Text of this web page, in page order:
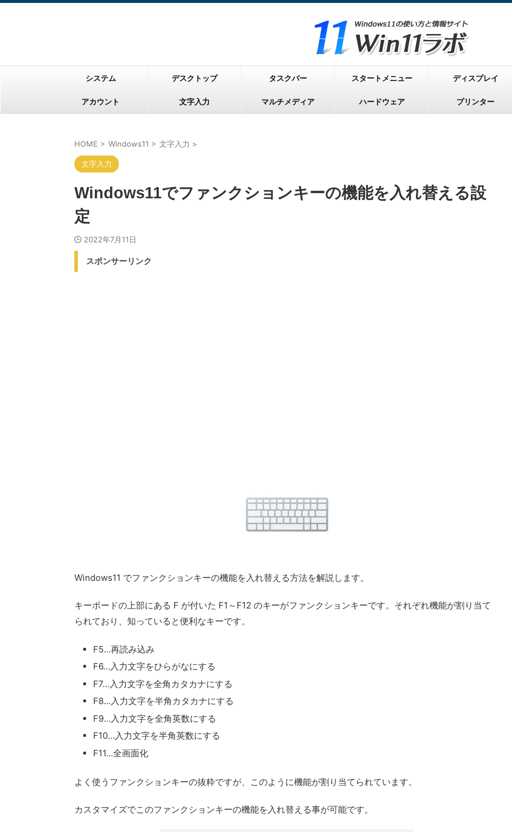
システム デスクトップ タスクバー スタートメニュー ディスプレイ
アカウント 文字入力 マルチメディア ハードウェア プリンター
HOME > Windows11 > 文字入力 >
文字入力
Windows11でファンクションキーの機能を入れ替える設
定
2022年7月11日
スポンサーリンク
Windows11 でファンクションキーの機能を入れ替える方法を解説します。
キーボードの上部にある F が付いた F1～F12 のキーがファンクションキーです。それぞれ機能が割り当て
られており、知っていると便利なキーです。
F5…再読み込み
F6…入力文字をひらがなにする
F7…入力文字を全角カタカナにする
F8…入力文字を半角カタカナにする
F9…入力文字を全角英数にする
F10…入力文字を半角英数にする
F11…全画面化
よく使うファンクションキーの抜粋ですが、このように機能が割り当てられています。
カスタマイズでこのファンクションキーの機能を入れ替える事が可能です。